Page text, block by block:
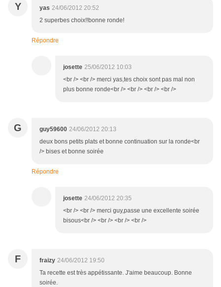
Y yas 24/06/2012 20:52
2 superbes choix!!bonne ronde!
Répondre
josette 25/06/2012 10:03
<br /> <br /> merci yas,tes choix sont pas mal non
plus bonne ronde<br /> <br /> <br /> <br />
G guy59600 24/06/2012 20:13
deux bons petits plats et bonne continuation sur la ronde<br
/> bises et bonne soirée
Répondre
josette 24/06/2012 20:35
<br /> <br /> merci guy,passe une excellente soirée
bisous<br /> <br /> <br /> <br />
F fraizy 24/06/2012 19:50
Ta recette est très appétissante. J'aime beaucoup. Bonne
soirée.